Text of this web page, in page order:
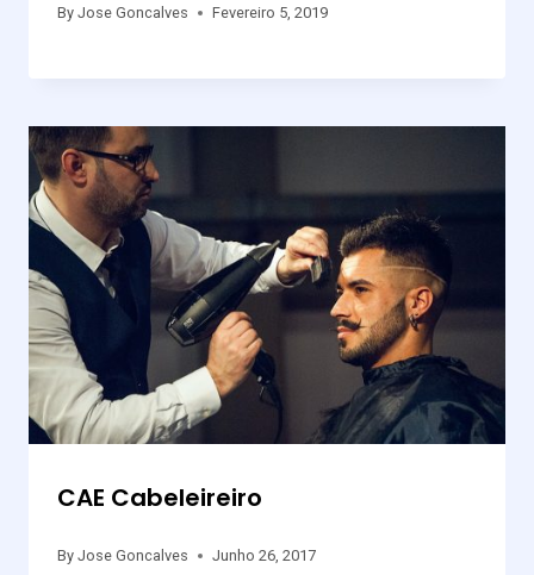
By Jose Goncalves Fevereiro 5, 2019
CAE Cabeleireiro
By Jose Goncalves Junho 26, 2017